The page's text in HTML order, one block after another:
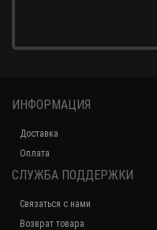
ИНФОРМАЦИЯ
Доставка
Оплата
СЛУЖБА ПОДДЕРЖКИ
Связаться с нами
Возврат товара